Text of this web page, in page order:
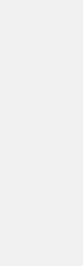
в формате
моделей Toyota.
Multidrive S, а